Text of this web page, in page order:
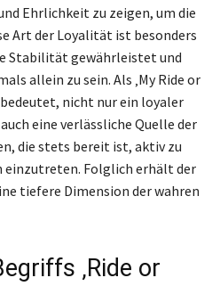
Ehrlichkeit zu zeigen, um die
Art der Loyalität ist besonders
Stabilität gewährleistet und
allein zu sein. Als ‚My Ride or
nicht nur ein loyaler
eine verlässliche Quelle der
die stets bereit ist, aktiv zu
einzutreten. Folglich erhält der
tiefere Dimension der wahren
‚Ride or